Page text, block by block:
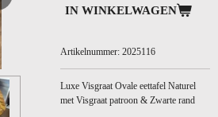
IN WINKELWAGEN
Artikelnummer: 2025116
Luxe Visgraat Ovale eettafel Naturel
met Visgraat patroon & Zwarte rand